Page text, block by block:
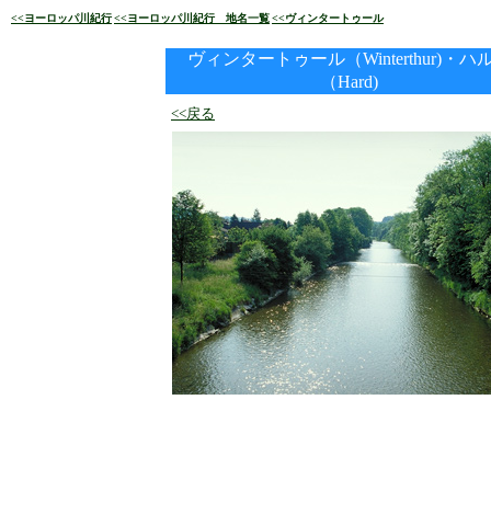
<<ヨーロッパ川紀行<<ヨーロッパ川紀行 地名一覧<<ヴィンタートゥール
ヴィンタートゥール（Winterthur)・ハ
（Hard)
<<戻る